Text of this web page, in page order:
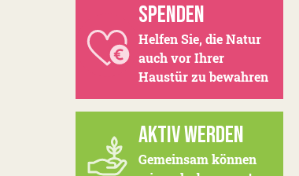
SPENDEN
Helfen Sie, die Natur
auch vor Ihrer
Haustür zu bewahren
AKTIV WERDEN
Gemeinsam können